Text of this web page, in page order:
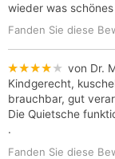
wieder was
Fanden Sie diese
★★★★★ von Dr.
Kindgerecht,
brauchbar, gut
Die Quietsche
.
Fanden Sie diese